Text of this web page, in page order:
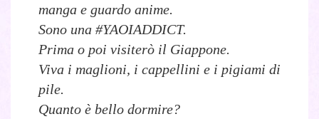
manga e guardo anime.
Sono una #YAOIADDICT.
Prima o poi visiterò il Giappone.
Viva i maglioni, i cappellini e i pigiami di
pile.
Quanto è bello dormire?